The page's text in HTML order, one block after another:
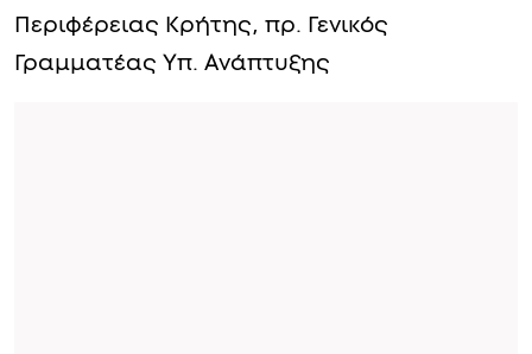
Περιφέρειας Κρήτης, πρ. Γενικός
Γραμματέας Υπ. Ανάπτυξης